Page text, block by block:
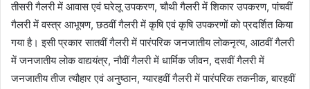
तीसरी गैलरी में आवास एवं घरेलू उपकरण, चौथी गैलरी में शिकार उपकरण, पांचवीं
गैलरी में वस्त्र आभूषण, छठवीं गैलरी में कृषि एवं कृषि उपकरणों को प्रदर्शित किया
गया है। इसी प्रकार सातवीं गैलरी में पारंपरिक जनजातीय लोकनृत्य, आठवीं गैलरी
में जनजातीय लोक वाद्ययंत्र, नौवीं गैलरी में धार्मिक जीवन, दसवीं गैलरी में
जनजातीय तीज त्यौहार एवं अनुष्ठान, ग्यारहवीं गैलरी में पारंपरिक तकनीक, बारहवीं